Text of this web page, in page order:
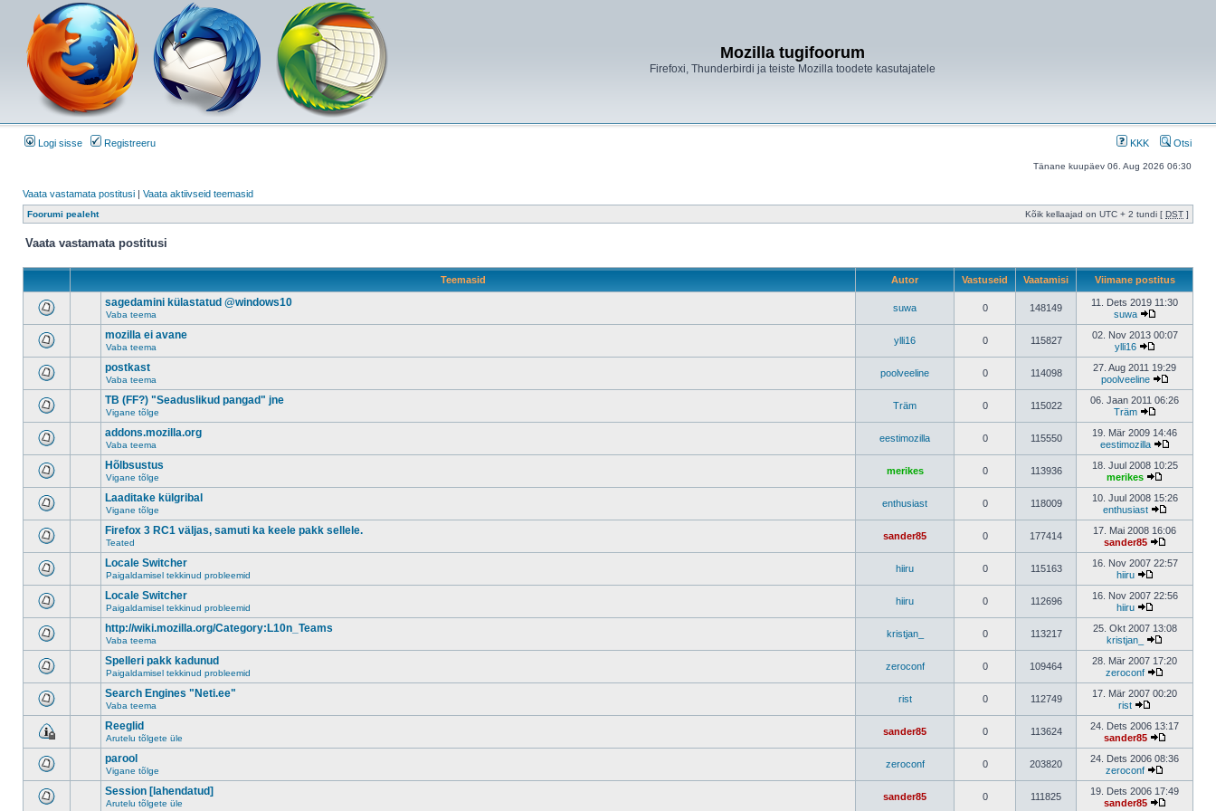
Mozilla tugifoorum
Firefoxi, Thunderbirdi ja teiste Mozilla toodete kasutajatele
Logi sisse Registreeru KKK Otsi
Tänane kuupäev 06. Aug 2026 06:30
Vaata vastamata postitusi | Vaata aktiivseid teemasid
Foorumi pealeht Kõik kellaajad on UTC + 2 tundi [ DST ]
Vaata vastamata postitusi
Teemasid Autor Vastuseid Vaatamisi Viimane postitus
sagedamini külastatud @windows10
Vaba teema
suwa 0 148149
11. Dets 2019 11:30
suwa
mozilla ei avane
Vaba teema
ylli16 0 115827
02. Nov 2013 00:07
ylli16
postkast
Vaba teema
poolveeline 0 114098
27. Aug 2011 19:29
poolveeline
TB (FF?) "Seaduslikud pangad" jne
Vigane tõlge
Träm 0 115022
06. Jaan 2011 06:26
Träm
addons.mozilla.org
Vaba teema
eestimozilla 0 115550
19. Mär 2009 14:46
eestimozilla
Hõlbsustus
Vigane tõlge
merikes 0 113936
18. Juul 2008 10:25
merikes
Laaditake külgribal
Vigane tõlge
enthusiast 0 118009
10. Juul 2008 15:26
enthusiast
Firefox 3 RC1 väljas, samuti ka keele pakk sellele.
Teated
sander85 0 177414
17. Mai 2008 16:06
sander85
Locale Switcher
Paigaldamisel tekkinud probleemid
hiiru 0 115163
16. Nov 2007 22:57
hiiru
Locale Switcher
Paigaldamisel tekkinud probleemid
hiiru 0 112696
16. Nov 2007 22:56
hiiru
http://wiki.mozilla.org/Category:L10n_Teams
Vaba teema
kristjan_ 0 113217
25. Okt 2007 13:08
kristjan_
Spelleri pakk kadunud
Paigaldamisel tekkinud probleemid
zeroconf 0 109464
28. Mär 2007 17:20
zeroconf
Search Engines "Neti.ee"
Vaba teema
rist 0 112749
17. Mär 2007 00:20
rist
Reeglid
Arutelu tõlgete üle
sander85 0 113624
24. Dets 2006 13:17
sander85
parool
Vigane tõlge
zeroconf 0 203820
24. Dets 2006 08:36
zeroconf
Session [lahendatud]
Arutelu tõlgete üle
sander85 0 111825
19. Dets 2006 17:49
sander85